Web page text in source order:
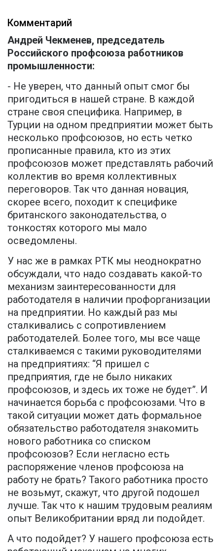
Комментарий
Андрей Чекменев, председатель
Российского профсоюза работников
промышленности:
- Не уверен, что данный опыт смог бы
пригодиться в нашей стране. В каждой
стране своя специфика. Например, в
Турции на одном предприятии может быть
несколько профсоюзов, но есть четко
прописанные правила, кто из этих
профсоюзов может представлять рабочий
коллектив во время коллективных
переговоров. Так что данная новация,
скорее всего, походит к специфике
британского законодательства, о
тонкостях которого мы мало
осведомлены.
У нас же в рамках РТК мы неоднократно
обсуждали, что надо создавать какой-то
механизм заинтересованности для
работодателя в наличии профорганизации
на предприятии. Но каждый раз мы
сталкивались с сопротивлением
работодателей. Более того, мы все чаще
сталкиваемся с такими руководителями
на предприятиях: “Я пришел с
предприятия, где не было никаких
профсоюзов, и здесь их тоже не будет”. И
начинается борьба с профсоюзами. Что в
такой ситуации может дать формальное
обязательство работодателя знакомить
нового работника со списком
профсоюзов? Если негласно есть
распоряжение членов профсоюза на
работу не брать? Такого работника просто
не возьмут, скажут, что другой подошел
лучше. Так что к нашим трудовым реалиям
опыт Великобритании вряд ли подойдет.
А что подойдет? У нашего профсоюза есть